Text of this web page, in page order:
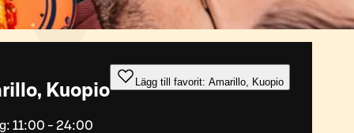
Kuopio Lägg till favorit: Amarillo, Kuopio
11:00 - 24:00